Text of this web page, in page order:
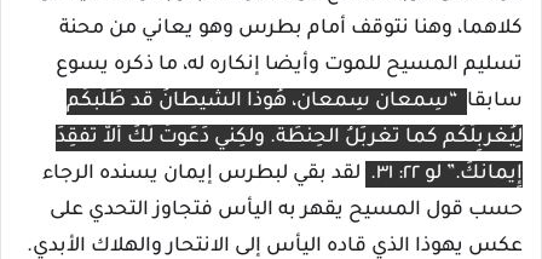
كلاهما، وهنا نتوقف أمام بطرس وهو يعاني من محنة
تسليم المسيح للموت وأيضا إنكاره له، ما ذكره يسوع
سابقا “سِمعان سِمعان، هُوذا الشَّيطانُ قد طَلَبكُم
لِيُغَربِلَكُم كَما تُغَربَلُ الحِنطَة. ولكِنَّي دَعَوتُ لَكَ أَلاَّ تَفقِدَ
إِيمانَكَ.” لو ٢٢: ٣١.
لقد بقي لبطرس إيمان يسنده الرجاء
حسب قول المسيح يقهر به اليأس فتجاوز التحدي على
عكس يهوذا الذي قاده اليأس إلى الانتحار والهلاك الأبدي.